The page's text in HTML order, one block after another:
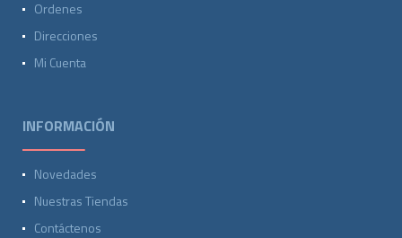
Ordenes
Direcciones
Mi Cuenta
INFORMACIÓN
Novedades
Nuestras Tiendas
Contáctenos